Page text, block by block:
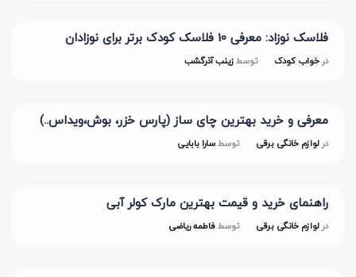
فلاسک نوزاد: معرفی 10 فلاسک کودک برتر برای نوزادان
درخواب کودک توسطزینب آذرگشب
معرفی و خرید بهترین چای ساز (پارس خزر، بوش،ویداس..)
درلوازم خانگی برقی توسطسارا بابایی
راهنمای خرید و قیمت بهترین مارک کولر آبی
درلوازم خانگی برقی توسطفاطمه ریاضی